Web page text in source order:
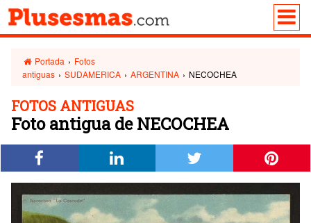
Portada › Fotos
antiguas › SUDAMERICA › ARGENTINA › NECOCHEA
FOTOS ANTIGUAS
Foto antigua de NECOCHEA